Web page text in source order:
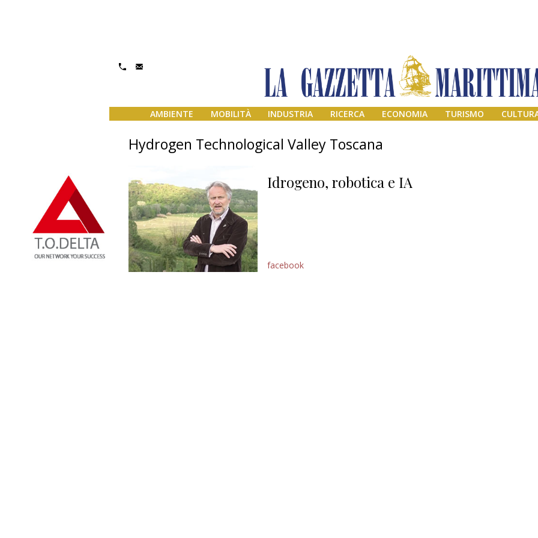
AMBIENTE MOBILITÀ INDUSTRIA RICERCA ECONOMIA TURISMO
Hydrogen Technological Valley Toscana
Idrogeno, robotica e IA
facebook